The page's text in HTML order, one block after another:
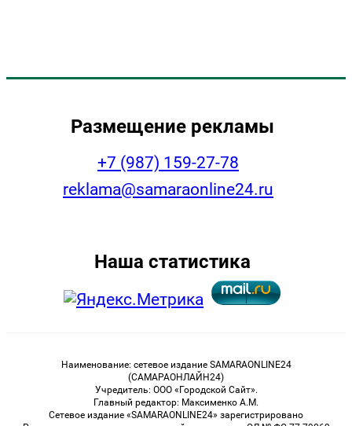
Размещение рекламы
+7 (987) 159-27-78
reklama@samaraonline24.ru
Наша статистика
Наименование: сетевое издание SAMARAONLINE24
(САМАРАОНЛАЙН24)
Учредитель: ООО «Городской Сайт».
Главный редактор: Максименко А.М.
Сетевое издание «SAMARAONLINE24» зарегистрировано